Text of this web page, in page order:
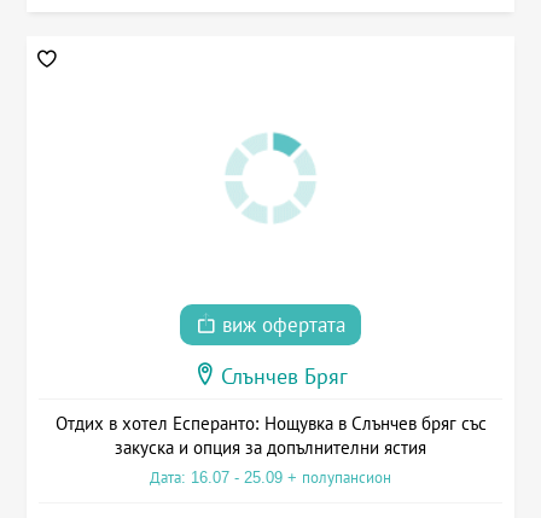
виж офертата
Слънчев Бряг
Отдих в хотел Есперанто: Нощувка в Слънчев бряг със
закуска и опция за допълнителни ястия
Дата: 16.07 - 25.09 + полупансион